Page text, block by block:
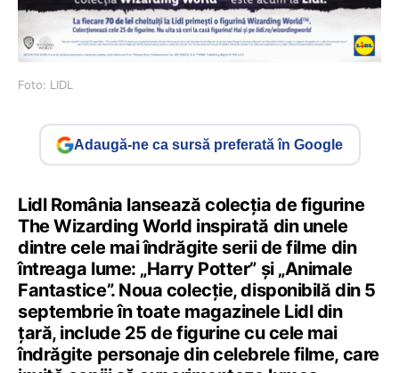
Foto: LIDL
Adaugă-ne ca sursă preferată în Google
Lidl România lansează colecția de figurine
The Wizarding World inspirată din unele
dintre cele mai îndrăgite serii de filme din
întreaga lume: „Harry Potter” și „Animale
Fantastice”. Noua colecție, disponibilă din 5
septembrie în toate magazinele Lidl din
țară, include 25 de figurine cu cele mai
îndrăgite personaje din celebrele filme, care